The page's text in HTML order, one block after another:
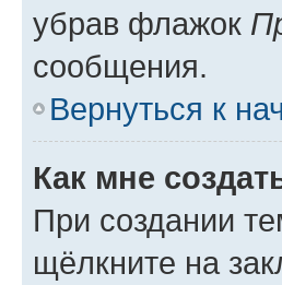
убрав флажок
сообщения.
Вернуться к
Как мне
При создании
щёлкните на